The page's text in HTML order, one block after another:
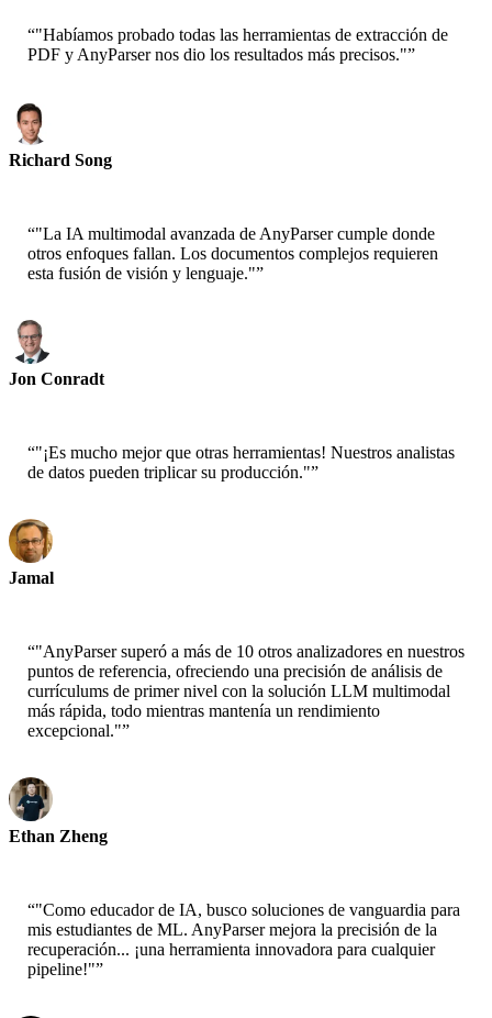
“"Habíamos probado todas las herramientas de extracción de
PDF y AnyParser nos dio los resultados más precisos."”
Richard Song
“"La IA multimodal avanzada de AnyParser cumple donde
otros enfoques fallan. Los documentos complejos requieren
esta fusión de visión y lenguaje."”
Jon Conradt
“"¡Es mucho mejor que otras herramientas! Nuestros analistas
de datos pueden triplicar su producción."”
Jamal
“"AnyParser superó a más de 10 otros analizadores en nuestros
puntos de referencia, ofreciendo una precisión de análisis de
currículums de primer nivel con la solución LLM multimodal
más rápida, todo mientras mantenía un rendimiento
excepcional."”
Ethan Zheng
“"Como educador de IA, busco soluciones de vanguardia para
mis estudiantes de ML. AnyParser mejora la precisión de la
recuperación... ¡una herramienta innovadora para cualquier
pipeline!"”